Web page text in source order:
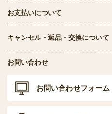
お支払いについて
キャンセル・返品・交換について
お問い合わせ
お問い合わせフォーム